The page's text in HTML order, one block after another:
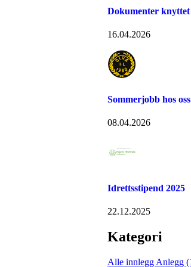
Dokumenter
16.04.2026
Sommerjobb hos
08.04.2026
Idrettsstipend 2025
22.12.2025
Kategori
Alle innlegg Anlegg